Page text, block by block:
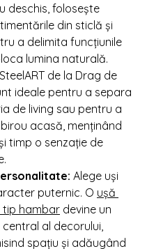
deschis, folosește
din sticlă și
a delimita funcțiunile
lumina naturală.
de la Drag de
ideale pentru a separa
de living sau pentru a
acasă, menținând
timp o senzație de
Alege uși
puternic. O ușă
tip hambar devine un
central al decorului,
spațiu și adăugând